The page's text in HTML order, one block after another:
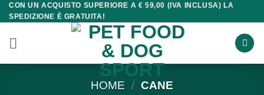
Salta
ai
contenuti
CON UN ACQUISTO SUPERIORE A € 59,00 (IVA INCLUSA) LA
SPEDIZIONE È GRATUITA!
HOME / CANE